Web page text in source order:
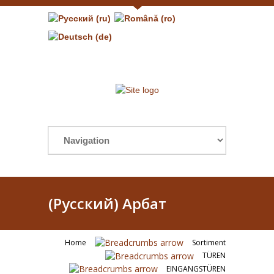
(Русский) Арбат
Home
Sortiment
TÜREN
EINGANGSTÜREN